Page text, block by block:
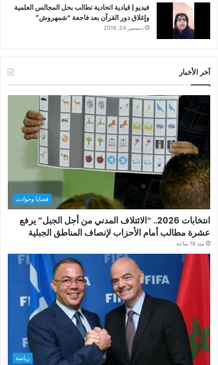
فيديو | قيادية اتحادية تطالب بحل المجالس العلمية
وإغلاق دور القرآن بعد فاجعة “شمهروش”
ديسمبر 24, 2018
آخر الأخبار
قضايا وحوادث
انتخابات 2026.. “الائتلاف المدني من أجل الجبل” يرفع
عشرة مطالب أمام الأحزاب لإنصاف المناطق الجبلية
منذ 18 ساعة
رياضة